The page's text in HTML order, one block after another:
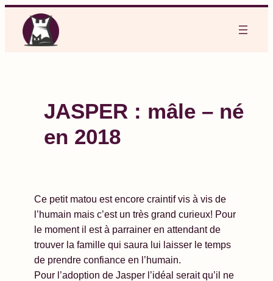
contenu
JASPER : mâle – né
en 2018
Ce petit matou est encore craintif vis à vis de
l’humain mais c’est un très grand curieux! Pour
le moment il est à parrainer en attendant de
trouver la famille qui saura lui laisser le temps
de prendre confiance en l’humain.
Pour l’adoption de Jasper l’idéal serait qu’il ne